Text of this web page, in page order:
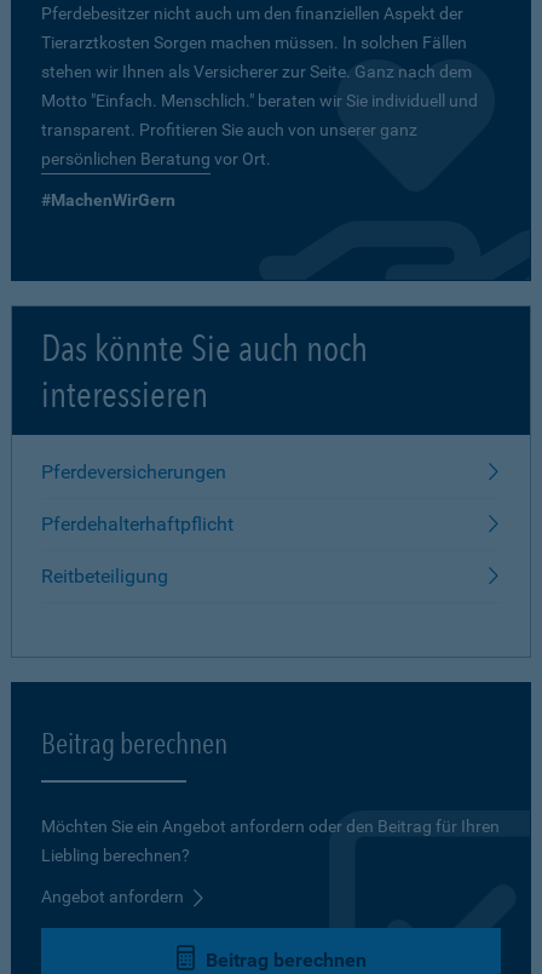
Pferdebesitzer nicht auch um den finanziellen Aspekt der
Tierarztkosten Sorgen machen müssen. In solchen Fällen
stehen wir Ihnen als Versicherer zur Seite. Ganz nach dem
Motto "Einfach. Menschlich." beraten wir Sie individuell und
transparent. Profitieren Sie auch von unserer ganz
persönlichen Beratung vor Ort.
#MachenWirGern
Das könnte Sie auch noch
interessieren
Pferdeversicherungen
Pferdehalterhaftpflicht
Reitbeteiligung
Beitrag berechnen
Möchten Sie ein Angebot anfordern oder den Beitrag für Ihren
Liebling berechnen?
Angebot anfordern
Beitrag berechnen